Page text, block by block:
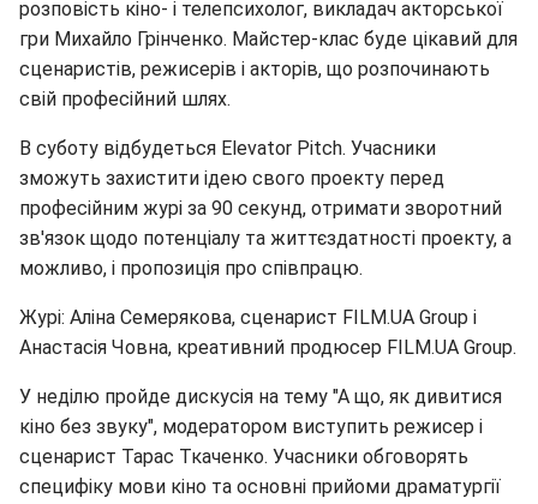
розповість кіно- і телепсихолог, викладач акторської
гри Михайло Грінченко. Майстер-клас буде цікавий для
сценаристів, режисерів і акторів, що розпочинають
свій професійний шлях.
В суботу відбудеться Elevator Pitch. Учасники
зможуть захистити ідею свого проекту перед
професійним журі за 90 секунд, отримати зворотний
зв'язок щодо потенціалу та життєздатності проекту, а
можливо, і пропозиція про співпрацю.
Журі: Аліна Семерякова, сценарист FILM.UA Group і
Анастасія Човна, креативний продюсер FILM.UA Group.
У неділю пройде дискусія на тему "А що, як дивитися
кіно без звуку", модератором виступить режисер і
сценарист Тарас Ткаченко. Учасники обговорять
специфіку мови кіно та основні прийоми драматургії